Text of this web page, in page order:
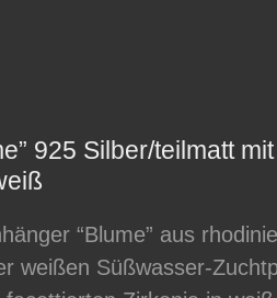
925 Silber/teilmatt
“Blume” aus
weißen Süßwasser-